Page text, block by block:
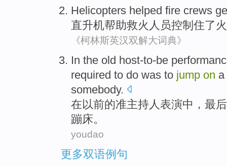
Helicopters helped fire crews
直升机帮助救火 人员控制住了
《柯林斯英汉双解大词典》
In the old host-to-be
required to do was to jump on
somebody.
在以前的准主持人表演中，最
蹦床。
youdao
更多双语例句